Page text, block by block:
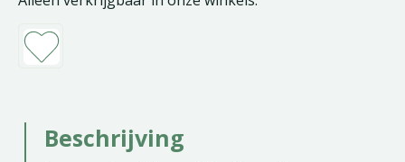
Beschrijving